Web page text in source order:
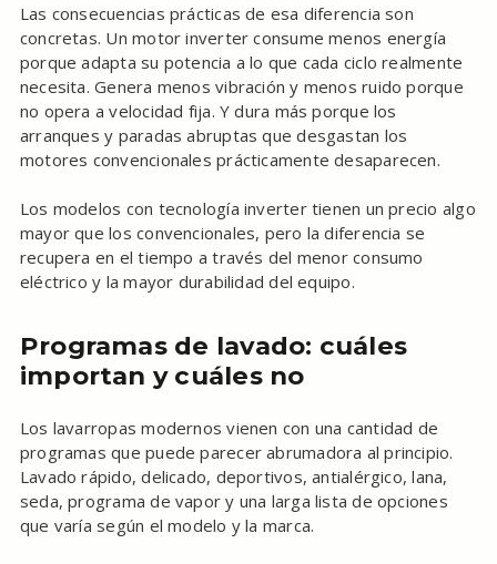
Las consecuencias prácticas de esa diferencia son
concretas. Un motor inverter consume menos energía
porque adapta su potencia a lo que cada ciclo realmente
necesita. Genera menos vibración y menos ruido porque
no opera a velocidad fija. Y dura más porque los
arranques y paradas abruptas que desgastan los
motores convencionales prácticamente desaparecen.
Los modelos con tecnología inverter tienen un precio algo
mayor que los convencionales, pero la diferencia se
recupera en el tiempo a través del menor consumo
eléctrico y la mayor durabilidad del equipo.
Programas de lavado: cuáles
importan y cuáles no
Los lavarropas modernos vienen con una cantidad de
programas que puede parecer abrumadora al principio.
Lavado rápido, delicado, deportivos, antialérgico, lana,
seda, programa de vapor y una larga lista de opciones
que varía según el modelo y la marca.